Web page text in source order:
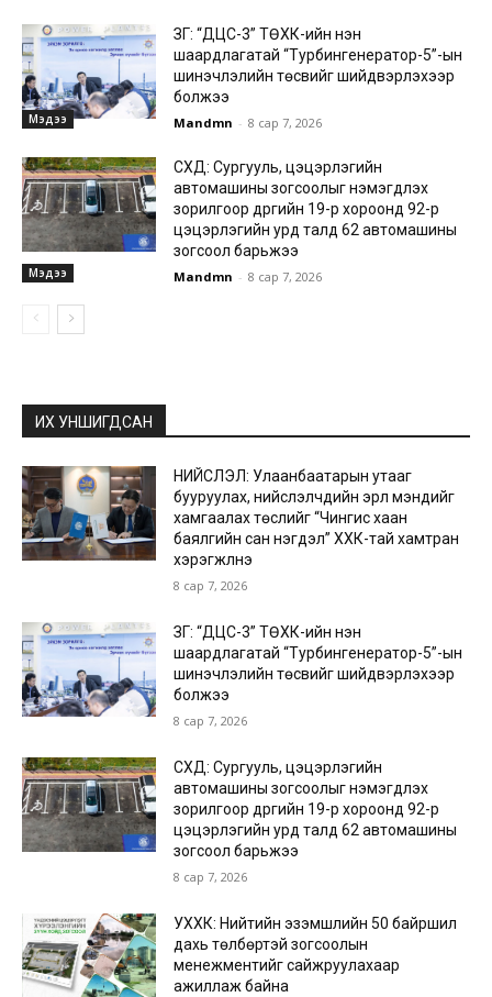
Мэдээ
ЗГ: “ДЦС-3” ТӨХК-ийн нэн
шаардлагатай “Турбингенератор-5”-ын
шинэчлэлийн төсвийг шийдвэрлэхээр
болжээ
Mandmn - 8 сар 7, 2026
Мэдээ
СХД: Сургууль, цэцэрлэгийн
автомашины зогсоолыг нэмэгдүүлэх
зорилгоор дүүргийн 19-р хороонд 92-р
цэцэрлэгийн урд талд 62 автомашины
зогсоол барьжээ
Mandmn - 8 сар 7, 2026
ИХ УНШИГДСАН
НИЙСЛЭЛ: Улаанбаатарын утааг
бууруулах, нийслэлчүүдийн эрүүл мэндийг
хамгаалах төслийг “Чингис хаан
баялгийн сан нэгдэл” ХХК-тай хамтран
хэрэгжүүлнэ
8 сар 7, 2026
ЗГ: “ДЦС-3” ТӨХК-ийн нэн
шаардлагатай “Турбингенератор-5”-ын
шинэчлэлийн төсвийг шийдвэрлэхээр
болжээ
8 сар 7, 2026
СХД: Сургууль, цэцэрлэгийн
автомашины зогсоолыг нэмэгдүүлэх
зорилгоор дүүргийн 19-р хороонд 92-р
цэцэрлэгийн урд талд 62 автомашины
зогсоол барьжээ
8 сар 7, 2026
УХХК: Нийтийн эзэмшлийн 50 байршил
дахь төлбөртэй зогсоолын
менежментийг сайжруулахаар
ажиллаж байна